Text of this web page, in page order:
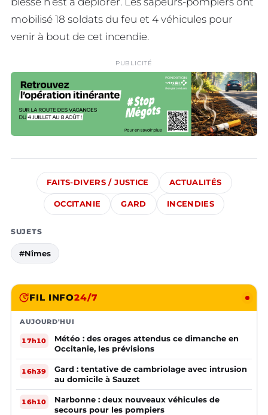
mobilisé 18 soldats du feu et 4 véhicules pour
venir à bout de cet incendie.
PUBLICITÉ
FAITS-DIVERS / JUSTICE ACTUALITÉS
OCCITANIE GARD INCENDIES
SUJETS
#Nîmes
FIL INFO24/7
AUJOURD'HUI
17h10
Météo : des orages attendus ce dimanche en
Occitanie, les prévisions
16h39
Gard : tentative de cambriolage avec intrusion
au domicile à Sauzet
16h10
Narbonne : deux nouveaux véhicules de
secours pour les pompiers